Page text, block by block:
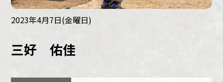
2023年4月7日(金曜日)
三好 佑佳